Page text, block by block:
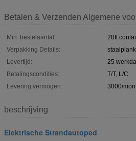
Betalen & Verzenden Algemene
Min. bestelaantal:
20ft
Verpakking Details:
Levertijd:
25
Betalingscondities:
T/T, L/C
Levering vermogen:
3000/
beschrijving
Elektrische Strandautoped